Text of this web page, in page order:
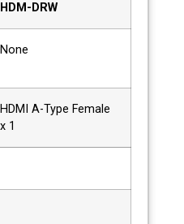
HDM-DRW
None
HDMI A-Type Female
x 1